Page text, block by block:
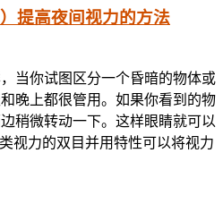
提高夜间视力的方法
当你试图区分一个昏暗的物体或
晚上都很管用。如果你看到的物
稍微转动一下。这样眼睛就可以
视力的双目并用特性可以将视力